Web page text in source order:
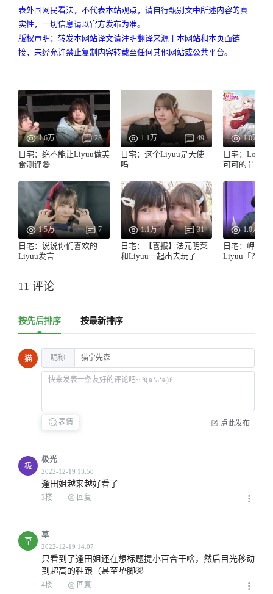
表外国网民看法，不代表本站观点，请自行甄别文中所述内容的真
实性，一切信息请以官方发布为准。
版权声明：转发本网站译文请注明翻译来源于本网站和本页面链
接，未经允许禁止复制内容转载至任何其他网站或公共平台。
1.6万 23
日宅：绝不能让Liyuu做美
食测评😅
1.5万 7
日宅：说说你们喜欢的
Liyuu发言
1.1万 49
日宅：这个Liyuu是天使
吗...
1.1万 31
日宅：【喜报】法元明菜
和Liyuu一起出去玩了
1.0万
日宅：
可可的节目第
1.0万
日宅：岬奈
Liyuu「？」
11 评论
按先后排序 按最新排序
猫 昵称
表情 点此发布
极
极光
逢田姐越来越好看了
3楼 回复
草
草
只看到了逢田姐还在想标题提小百合干啥，然后目光移动
到超高的鞋跟（甚至垫脚🤣
4楼 回复